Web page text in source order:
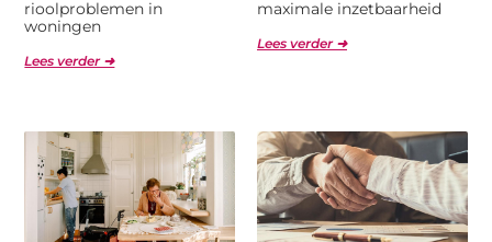
rioolproblemen in
woningen
Lees verder ➜
maximale inzetbaarheid
Lees verder ➜